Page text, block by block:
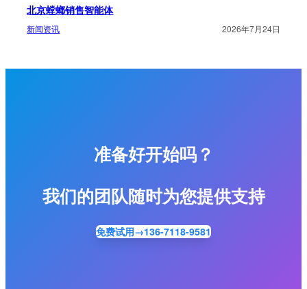
北京螳螂销售智能体
新闻资讯 2026年7月24日
准备好开始吗？
我们的团队随时为您提供支持
免费试用→136-7118-9581